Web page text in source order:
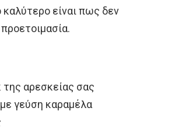
καλύτερο είναι πως δεν
της αρεσκείας σας
γεύση καραμέλα